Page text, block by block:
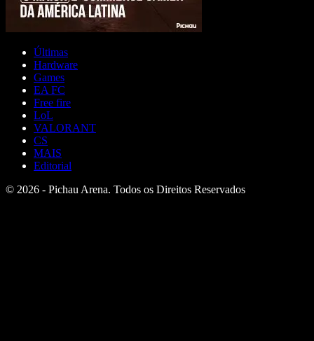
Últimas
Hardware
Games
EA FC
Free fire
LoL
VALORANT
CS
MAIS
Editorial
© 2026 - Pichau Arena. Todos os Direitos Reservados